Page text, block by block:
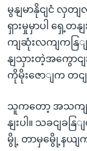
မွနျမာနိုငျငံ လှတ
ရှားမှုမှာပါ ရှေ့တ
ကျဆုံးလကျကနြ
နျသှားတဲ့အကွောင
ကိုမိုးဇောျက တငျ
သူကတော့ အသကျ
နျးပါ။ သခငျခန
မွို့ တာမှမွေို့နယျက